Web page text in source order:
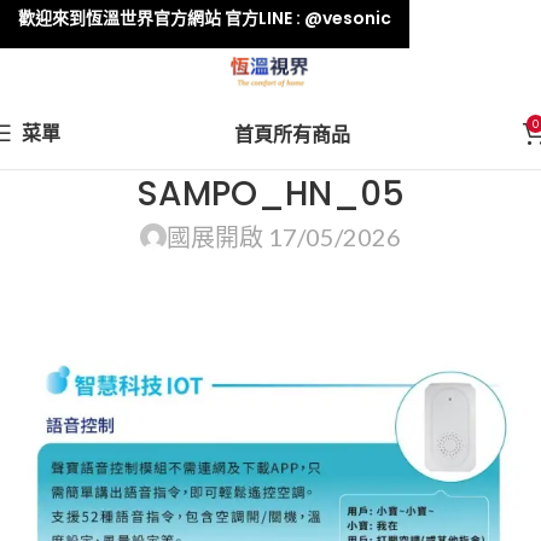
菜單 首頁所有商品 0
SAMPO_HN_05
國展開啟 17/05/2026
歡迎來到恆溫世界官方網站 官方LINE : @vesonic